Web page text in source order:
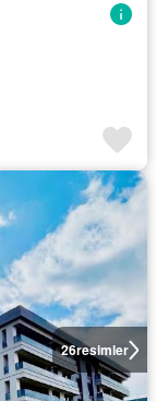
26resimler